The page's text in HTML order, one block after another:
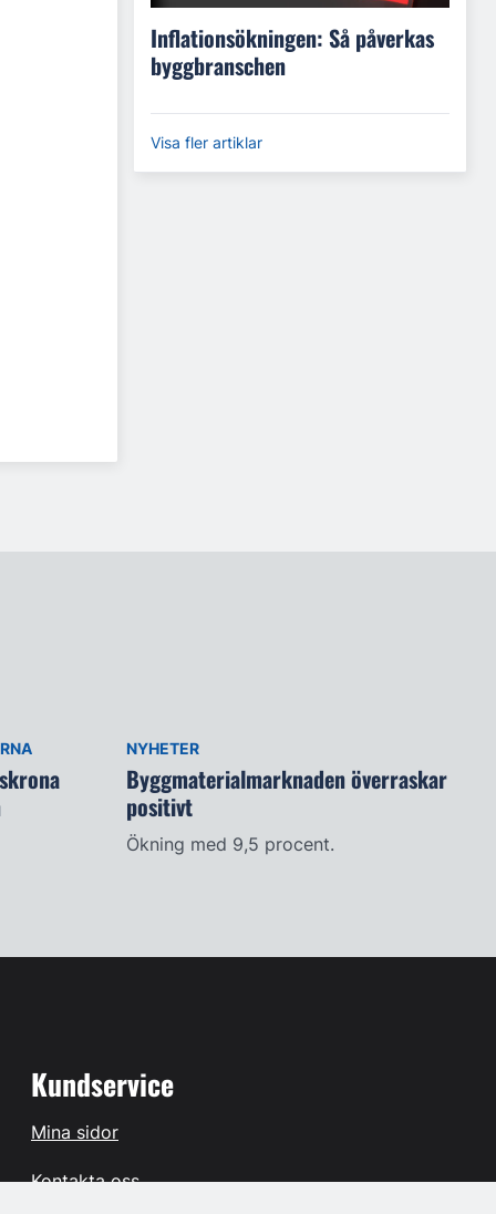
Inflationsökningen: Så påverkas
byggbranschen
Visa fler artiklar
NYHETER
Byggmaterialmarknaden överraskar
positivt
Ökning med 9,5 procent.
Kundservice
Mina sidor
Kontakta oss